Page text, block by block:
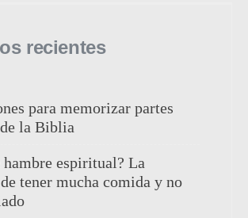
recientes
para memorizar partes
la Biblia
hambre espiritual? La
tener mucha comida y no